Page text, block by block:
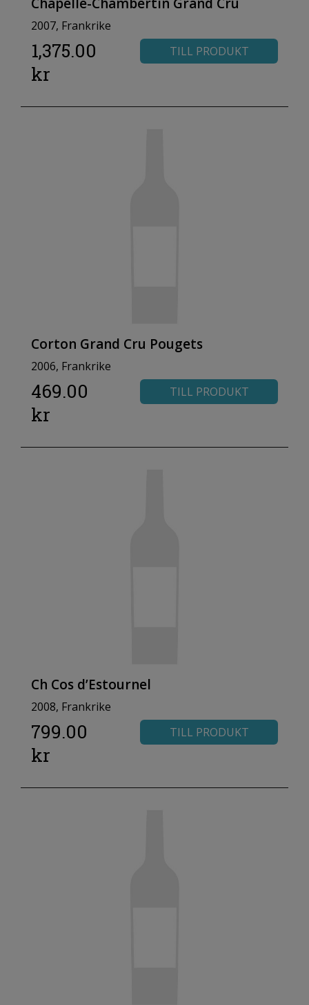
2007, Frankrike
1,375.00
kr
TILL PRODUKT
Corton Grand Cru Pougets
2006, Frankrike
469.00
kr
TILL PRODUKT
Ch Cos d’Estournel
2008, Frankrike
799.00
kr
TILL PRODUKT